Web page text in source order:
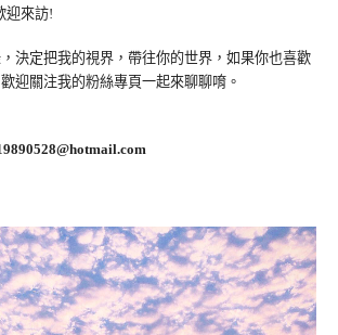
迎來訪!
決定把我的視界，帶往你的世界，如果你也喜歡
迎關注我的粉絲專頁一起來聊聊唷。